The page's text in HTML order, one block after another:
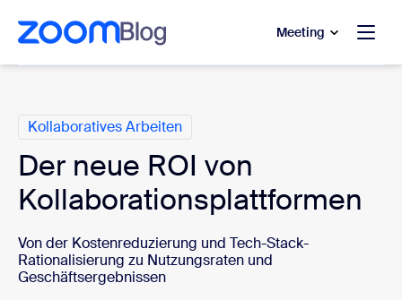
wechseln
Chat wechseln
Meeting
Kollaboratives Arbeiten
Der neue ROI von
Kollaborationsplattformen
Von der Kostenreduzierung und Tech-Stack-
Rationalisierung zu Nutzungsraten und
Geschäftsergebnissen